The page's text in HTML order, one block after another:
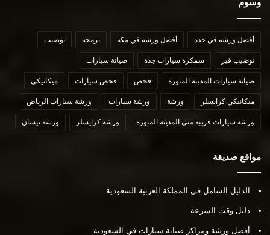
أفضل ورشة في جدة أفضل ورشة في مكة برمجة توضيب
توضيب قير سمكرة سيارات جدة صيانة سيارات
صيانة سيارات المدينة المنورة فحص فحص سيارات ميكانيكي
ميكانيكي كرايسلر ورشة ورشة سيارات ورشة سيارات الرياض
ورشة سيارات قريبة مني المدينة المنورة ورشة كرايسلر ورشة نيسان
مواقع صديقة
الدليل الشامل في المملكة العربية السعودية
دليل وقت السرعة
أفضل ورشة ومراكز صيانة سيارات في السعودية